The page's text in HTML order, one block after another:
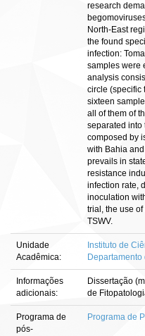
research
North-East
the found
infection:
samples were
analysis
circle (specific
sixteen
all of them of
separated into
composed by
with Bahia
prevails in
resistance
infection rate,
inoculation
trial, the use
TSWV.
Unidade
Acadêmica:
Instituto de
Departamento
Informações
adicionais:
Dissertação
de
Programa de
pós-
Programa de